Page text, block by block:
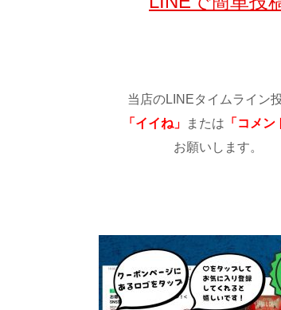
当店のLINEタイムライン
「イイね」
または 「コメン
お願いします。